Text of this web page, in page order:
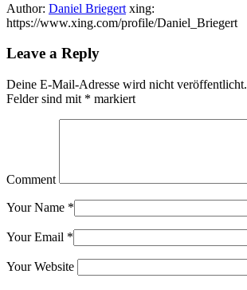
Author: Daniel Briegert xing:
https://www.xing.com/profile/Daniel_Briegert
Leave a Reply
Deine E-Mail-Adresse wird nicht veröffentlicht.
Felder sind mit * markiert
Comment
Your Name *
Your Email *
Your Website